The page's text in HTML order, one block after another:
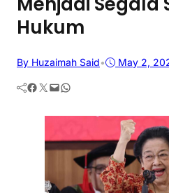
Hukum
By Huzaimah Said• May 2,
Facebook Twitter Mail WhatsApp